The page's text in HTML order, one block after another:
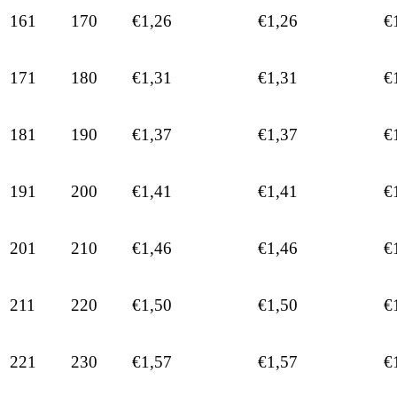
161 170 €1,26 €1,26
171 180 €1,31 €1,31
181 190 €1,37 €1,37
191 200 €1,41 €1,41
201 210 €1,46 €1,46
211 220 €1,50 €1,50
221 230 €1,57 €1,57